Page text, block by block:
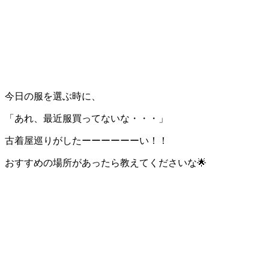
今日の服を選ぶ時に、
「あれ、最近服買ってないな・・・」
古着屋巡りがしたーーーーーーい！！
おすすめの場所があったら教えてくださいな🌟